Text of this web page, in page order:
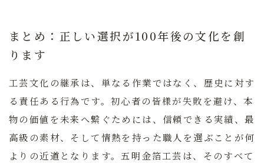
まとめ：正しい選択が100年後の文化を創
ります
工芸文化の継承は、単なる作業ではなく、歴史に対す
る責任ある行為です。初心者の皆様が失敗を避け、本
物の価値を未来へ繋ぐためには、 信頼できる実績、最
高級の素材、そして情熱を持った職人を選ぶことが何
よりの近道となります。五明金箔工芸は、そのすべて